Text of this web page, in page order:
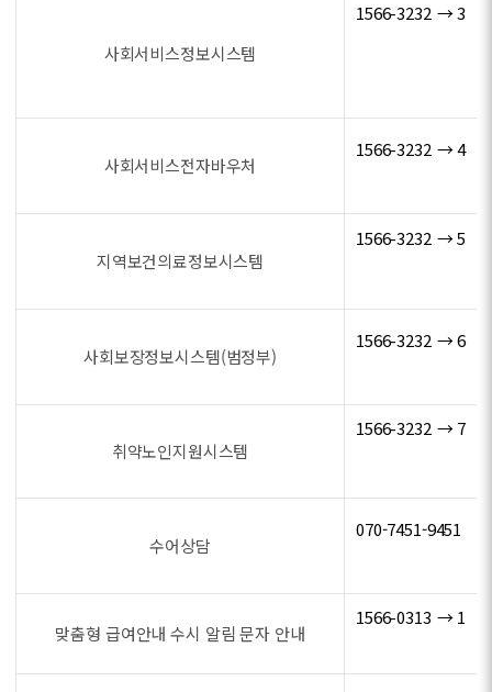
사회서비스정보시스템
1566-3232 → 3
사회서비스전자바우처
1566-3232 → 4
지역보건의료정보시스템
1566-3232 → 5
사회보장정보시스템(범정부)
1566-3232 → 6
취약노인지원시스템
1566-3232 → 7
수어상담
070-7451-9451
맞춤형 급여안내 수시 알림 문자 안내
1566-0313 → 1